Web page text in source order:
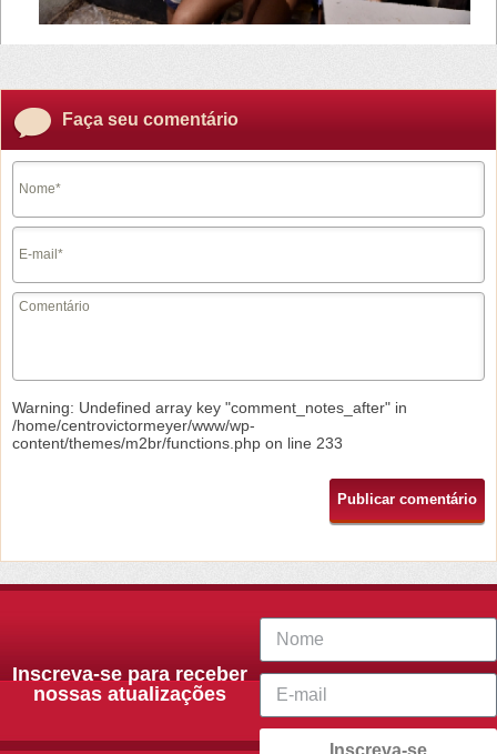
Faça seu comentário
Warning: Undefined array key "comment_notes_after" in
/home/centrovictormeyer/www/wp-
content/themes/m2br/functions.php on line 233
Inscreva-se para receber
nossas atualizações
Inscreva-se